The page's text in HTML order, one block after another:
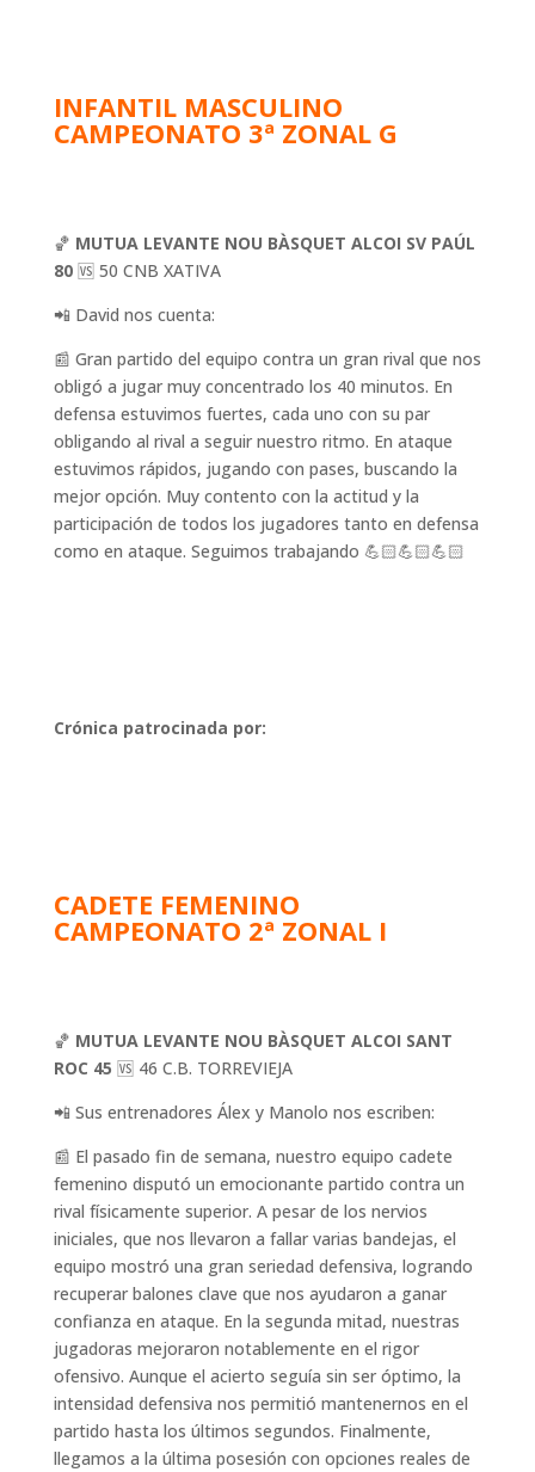
INFANTIL MASCULINO
CAMPEONATO 3ª ZONAL G
🏀 MUTUA LEVANTE NOU BÀSQUET ALCOI SV PAÚL
80🆚 50 CNB XATIVA
📲 David nos cuenta:
📰 Gran partido del equipo contra un gran rival que nos
obligó a jugar muy concentrado los 40 minutos. En
defensa estuvimos fuertes, cada uno con su par
obligando al rival a seguir nuestro ritmo. En ataque
estuvimos rápidos, jugando con pases, buscando la
mejor opción. Muy contento con la actitud y la
participación de todos los jugadores tanto en defensa
como en ataque. Seguimos trabajando 💪🏻💪🏻💪🏻
Crónica patrocinada por:
CADETE FEMENINO
CAMPEONATO 2ª ZONAL I
🏀 MUTUA LEVANTE NOU BÀSQUET ALCOI SANT
ROC 45 🆚 46 C.B. TORREVIEJA
📲 Sus entrenadores Álex y Manolo nos escriben:
📰 El pasado fin de semana, nuestro equipo cadete
femenino disputó un emocionante partido contra un
rival físicamente superior. A pesar de los nervios
iniciales, que nos llevaron a fallar varias bandejas, el
equipo mostró una gran seriedad defensiva, logrando
recuperar balones clave que nos ayudaron a ganar
confianza en ataque. En la segunda mitad, nuestras
jugadoras mejoraron notablemente en el rigor
ofensivo. Aunque el acierto seguía sin ser óptimo, la
intensidad defensiva nos permitió mantenernos en el
partido hasta los últimos segundos. Finalmente,
llegamos a la última posesión con opciones reales de